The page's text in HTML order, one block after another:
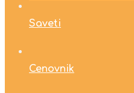
Saveti
Cenovnik